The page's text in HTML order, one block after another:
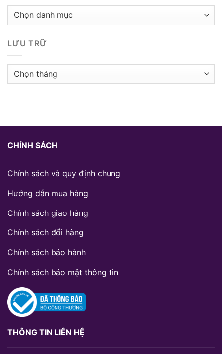
Danh
LƯU TRỮ
Lưu
CHÍNH SÁCH
Chính sách và quy định chung
Hướng dẫn mua hàng
Chính sách giao hàng
Chính sách đổi hàng
Chính sách bảo hành
Chính sách bảo mật thông tin
THÔNG TIN LIÊN HỆ